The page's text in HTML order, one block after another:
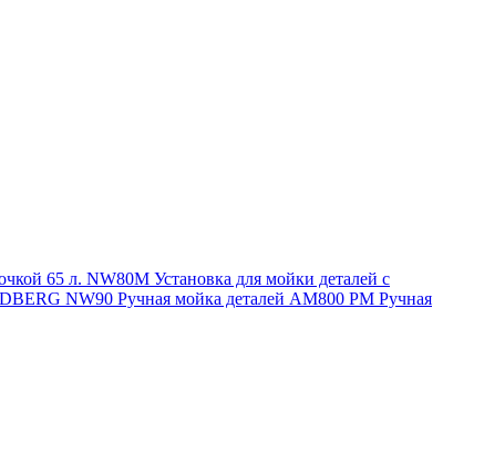
65 л. NW80M Установка для мойки деталей с
NW90 Ручная мойка деталей АМ800 РМ Ручная